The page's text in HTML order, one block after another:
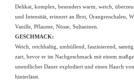
Delikat, komplex, besonders warm, weich,
und Intensität, erinnert an Brot, Orangenschalen,
Vanille, Pflaume, Nüsse, Sultaninen.
GESCHMACK:
Weich, reichhaltig, umhüllend, faszinierend,
zart, bevor er im Nachgeschmack mit einem
unendlicher Dauer explodiert und einen Hauch
hinterlässt.